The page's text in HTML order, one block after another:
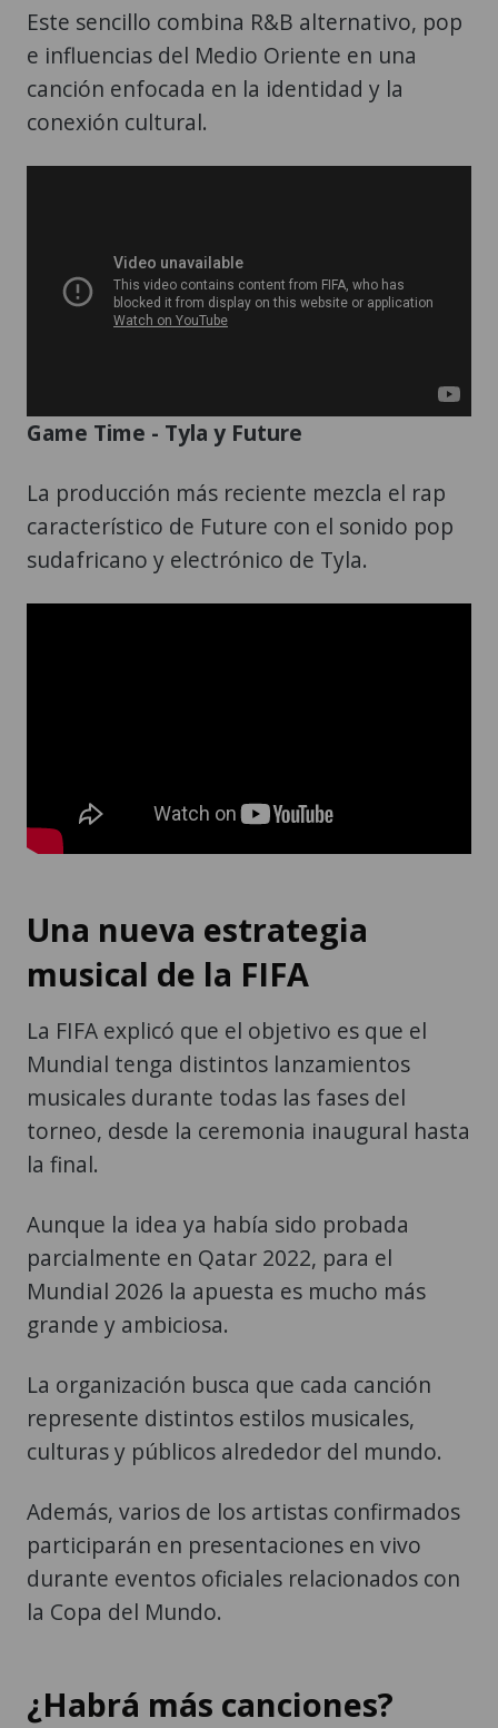
Este sencillo combina R&B alternativo, pop
e influencias del Medio Oriente en una
canción enfocada en la identidad y la
conexión cultural.
Game Time - Tyla y Future
La producción más reciente mezcla el rap
característico de Future con el sonido pop
sudafricano y electrónico de Tyla.
Una nueva estrategia
musical de la FIFA
La FIFA explicó que el objetivo es que el
Mundial tenga distintos lanzamientos
musicales durante todas las fases del
torneo, desde la ceremonia inaugural hasta
la final.
Aunque la idea ya había sido probada
parcialmente en Qatar 2022, para el
Mundial 2026 la apuesta es mucho más
grande y ambiciosa.
La organización busca que cada canción
represente distintos estilos musicales,
culturas y públicos alrededor del mundo.
Además, varios de los artistas confirmados
participarán en presentaciones en vivo
durante eventos oficiales relacionados con
la Copa del Mundo.
¿Habrá más canciones?